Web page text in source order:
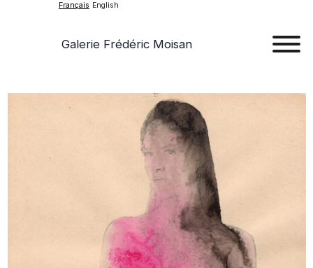
Français English
Galerie Frédéric Moisan